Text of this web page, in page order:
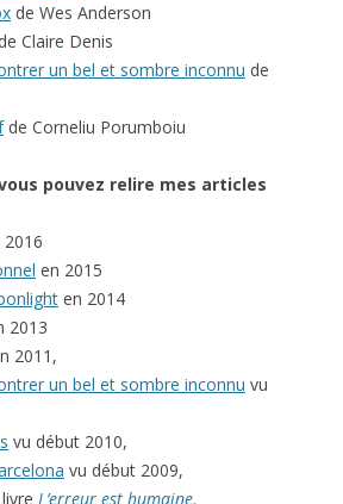
de Wes Anderson
de Claire Denis
un bel et sombre inconnu de
de Corneliu Porumboiu
pouvez relire mes articles
2016
en 2015
en 2014
2013
2011,
un bel et sombre inconnu vu
vu début 2010,
vu début 2009,
L’erreur est humaine.